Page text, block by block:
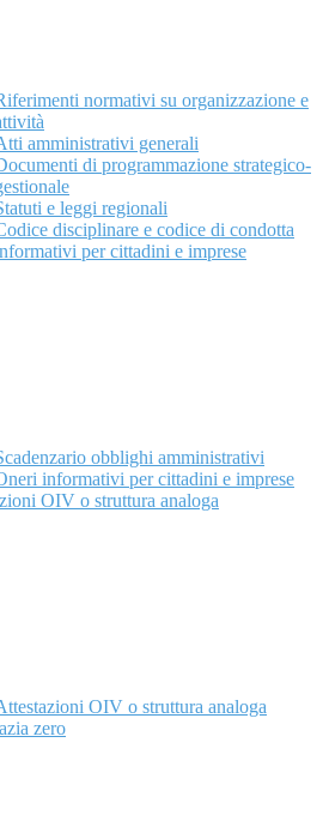
normativi su organizzazione e
amministrativi generali
di programmazione strategico-
e leggi regionali
disciplinare e codice di condotta
per cittadini e imprese
obblighi amministrativi
informativi per cittadini e imprese
OIV o struttura analoga
OIV o struttura analoga
zero